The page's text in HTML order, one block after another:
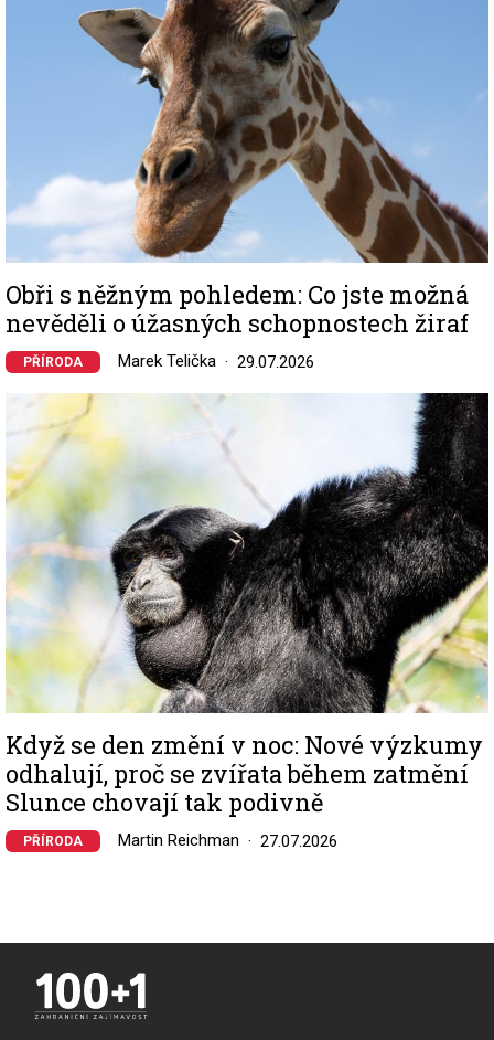
Obři s něžným pohledem: Co jste možná
nevěděli o úžasných schopnostech žiraf
PŘÍRODA Marek Telička 29.07.2026
Image
Když se den změní v noc: Nové výzkumy
odhalují, proč se zvířata během zatmění
Slunce chovají tak podivně
PŘÍRODA Martin Reichman 27.07.2026